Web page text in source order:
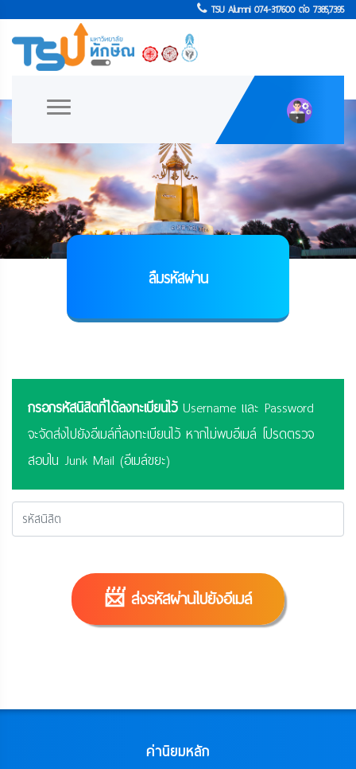
TSU Alumni 074-317600 ต่อ 7385,7395
ลืมรหัสผ่าน
กรอกรหัสนิสิตที่ได้ลงทะเบียนไว้ Username และ Password
จะจัดส่งไปยังอีเมล์ที่ลงทะเบียนไว้ หากไม่พบอีเมล์ โปรดตรวจ
สอบใน Junk Mail (อีเมล์ขยะ)
📨 ส่งรหัสผ่านไปยังอีเมล์
ค่านิยมหลัก